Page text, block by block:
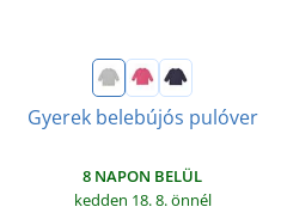
Gyerek belebújós pulóver
8 NAPON BELÜL
kedden 18. 8.önnél